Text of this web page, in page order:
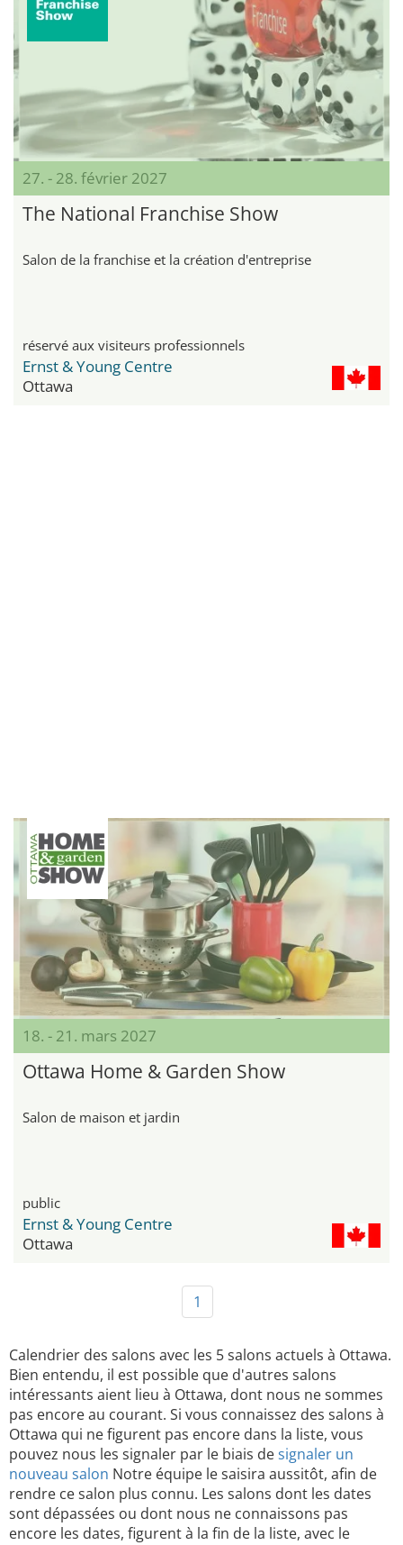
27. - 28. février 2027
The National Franchise Show
Salon de la franchise et la création d'entreprise
réservé aux visiteurs professionnels
Ernst & Young Centre
Ottawa
18. - 21. mars 2027
Ottawa Home & Garden Show
Salon de maison et jardin
public
Ernst & Young Centre
Ottawa
1
Calendrier des salons avec les 5 salons actuels à Ottawa.
Bien entendu, il est possible que d'autres salons
intéressants aient lieu à Ottawa, dont nous ne sommes
pas encore au courant. Si vous connaissez des salons à
Ottawa qui ne figurent pas encore dans la liste, vous
pouvez nous les signaler par le biais designaler un
nouveau salon Notre équipe le saisira aussitôt, afin de
rendre ce salon plus connu. Les salons dont les dates
sont dépassées ou dont nous ne connaissons pas
encore les dates, figurent à la fin de la liste, avec le